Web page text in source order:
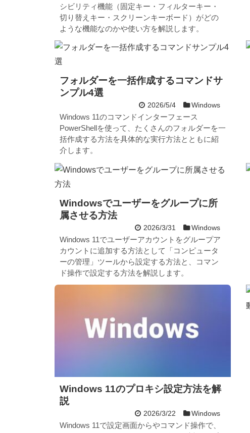
シビリティ機能（固定キー・フィルターキー・
切り替えキー・スクリーンキーボード）がどの
ような機能なのかや使い方を解説します。
フォルダーを一括作成するコマンドサ
ンプル4選
2026/5/4 Windows
Windows 11のコマンドインターフェース
PowerShellを使って、たくさんのフォルダーを一
括作成する方法を具体的な実行方法とともに紹
介します。
Windowsでユーザーをグループに所
属させる方法
2026/3/31 Windows
Windows 11でユーザーアカウントをグループア
カウントに追加する方法として「コンピュータ
ーの管理」ツールから設定する方法と、コマン
ド操作で設定する方法を解説します。
Windows 11のプロキシ設定方法を解
説
2026/3/22 Windows
Windows 11で設定画面からやコマンド操作で、